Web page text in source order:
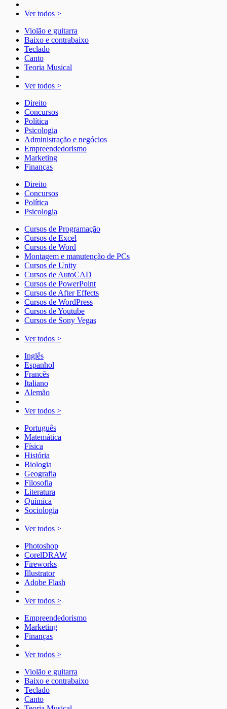
Ver todos >
Violão e guitarra
Baixo e contrabaixo
Teclado
Canto
Teoria Musical
Ver todos >
Direito
Concursos
Política
Psicologia
Administração e negócios
Empreendedorismo
Marketing
Finanças
Direito
Concursos
Política
Psicologia
Cursos de Programação
Cursos de Excel
Cursos de Word
Montagem e manutenção de PCs
Cursos de Unity
Cursos de AutoCAD
Cursos de PowerPoint
Cursos de After Effects
Cursos de WordPress
Cursos de Youtube
Cursos de Sony Vegas
Ver todos >
Inglês
Espanhol
Francês
Italiano
Alemão
Ver todos >
Português
Matemática
Física
História
Biologia
Geografia
Filosofia
Literatura
Química
Sociologia
Ver todos >
Photoshop
CorelDRAW
Fireworks
Illustrator
Adobe Flash
Ver todos >
Empreendedorismo
Marketing
Finanças
Ver todos >
Violão e guitarra
Baixo e contrabaixo
Teclado
Canto